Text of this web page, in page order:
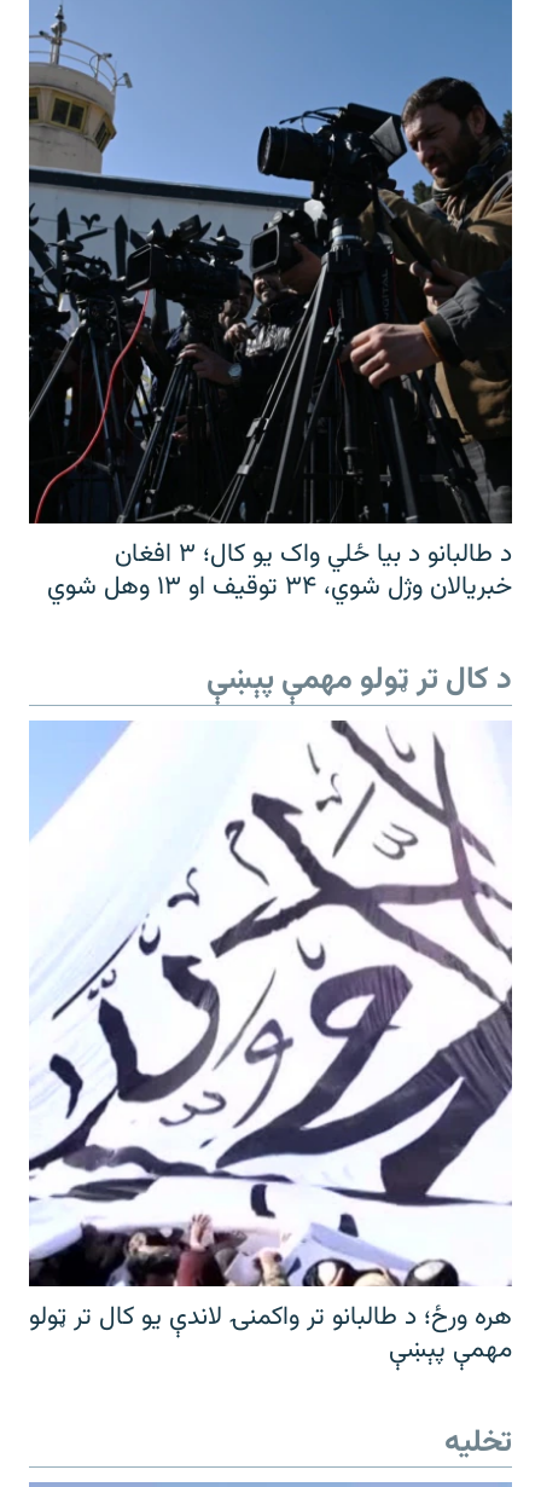
د طالبانو د بیا ځلي واک یو کال؛ ۳ افغان
خبریالان وژل شوي، ۳۴ توقیف او ۱۳ وهل شوي
د کال تر ټولو مهمې پېښې
هره ورځ؛ د طالبانو تر واکمنۍ لاندې یو کال تر ټولو
مهمې پېښې
تخلیه